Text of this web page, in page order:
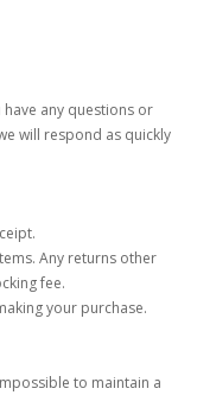
have any questions or
will respond as quickly
Any returns other
fee.
your purchase.
to maintain a